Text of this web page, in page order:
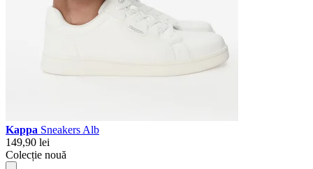
Kappa Sneakers Alb
149,90 lei
Colecție nouă